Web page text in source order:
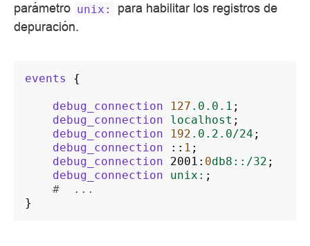
parámetro unix:
para habilitar los registros de
depuración.
events {
debug_connection 127 .0.0.1 ;
debug_connection
localhost ;
debug_connection
192 .0.2.0/24 ;
debug_connection
:: 1 ;
debug_connection
2001 : 0db8::/32 ;
debug_connection
unix: ;
#  ...
}